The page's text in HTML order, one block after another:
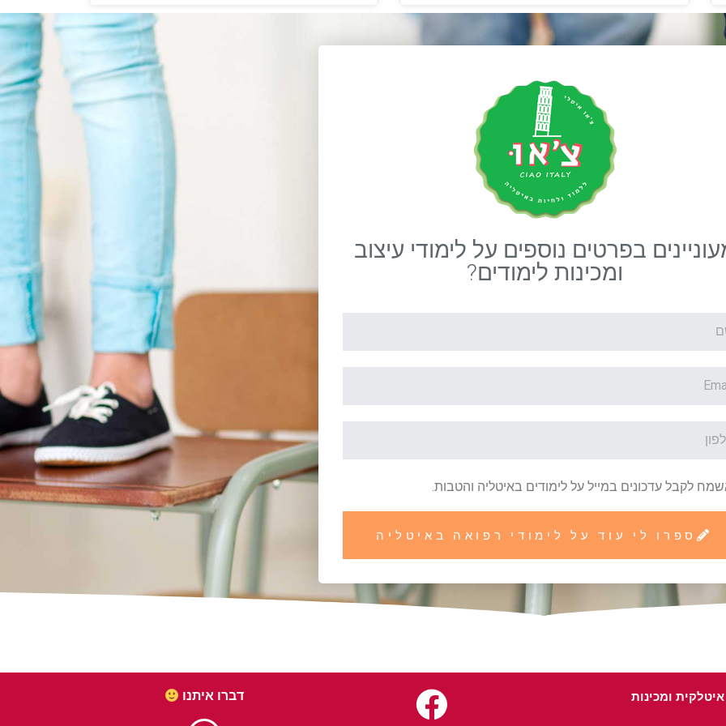
בפרטים נוספים על לימודי עיצוב
ומכינות לימודים?
לקבל עדכונים במייל על לימודים באיטליה והטבות.
ספרו לי עוד על לימודי רפואה באיטליה
איטלקית ומכינות דברו איתנו